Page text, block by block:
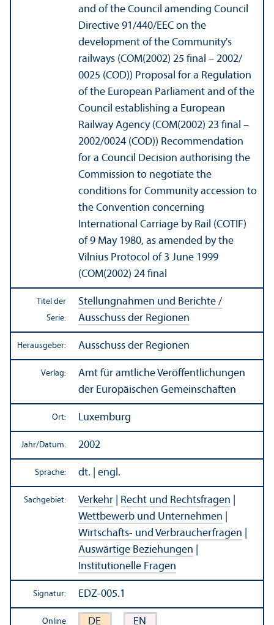
and of the Council amending Council
Directive 91/440/EEC on the
development of the Community's
railways (COM(2002) 25 final – 2002/
0025 (COD)) Proposal for a Regulation
of the European Parliament and of the
Council establishing a European
Railway Agency (COM(2002) 23 final –
2002/0024 (COD)) Recommendation
for a Council Decision authorising the
Commission to negotiate the
conditions for Community accession to
the Convention concerning
International Carriage by Rail (COTIF)
of 9 May 1980, as amended by the
Vilnius Protocol of 3 June 1999
(COM(2002) 24 final
Titel der
Serie:
Stellungnahmen und Berichte /
Ausschuss der Regionen
Herausgeber: Ausschuss der Regionen
Verlag:
Amt für amtliche Veröffentlichungen
der Europäischen Gemeinschaften
Ort: Luxemburg
Jahr/Datum: 2002
Sprache: dt. | engl.
Sachgebiet: Verkehr Recht und Rechts­fragen
Wettbewerb und Unter­nehmen
Wirtschafts- und Verbraucherfragen
Auswärtige Beziehungen
Institutionelle Fragen
Signatur: EDZ-005.1
Online DE EN